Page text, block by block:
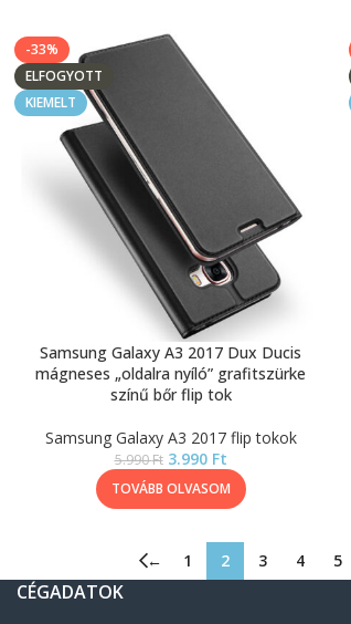
-33%
ELFOGYOTT
KIEMELT
Samsung Galaxy A3 2017 Dux Ducis
mágneses „oldalra nyíló” grafitszürke
színű bőr flip tok
Samsung Galaxy A3 2017 flip tokok
5.990Ft 3.990 Ft
TOVÁBB OLVASOM
← 1 2 3 4 5
CÉGADATOK